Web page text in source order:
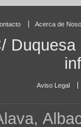
Acerca de
Duquesa
Aviso Legal